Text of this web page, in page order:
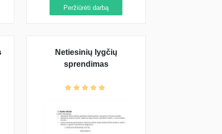
Peržiūrėti darbą
Netiesinių lygčių
sprendimas